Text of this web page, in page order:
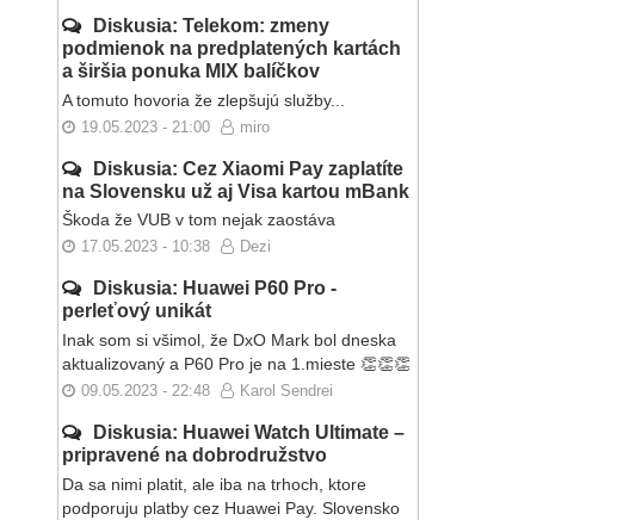
Diskusia: Telekom: zmeny
podmienok na predplatených kartách
a širšia ponuka MIX balíčkov
A tomuto hovoria že zlepšujú služby...
19.05.2023 - 21:00 miro
Diskusia: Cez Xiaomi Pay zaplatíte
na Slovensku už aj Visa kartou mBank
Škoda že VUB v tom nejak zaostáva
17.05.2023 - 10:38 Dezi
Diskusia: Huawei P60 Pro -
perleťový unikát
Inak som si všimol, že DxO Mark bol dneska
aktualizovaný a P60 Pro je na 1.mieste 👏👏👏
09.05.2023 - 22:48 Karol Sendrei
Diskusia: Huawei Watch Ultimate –
pripravené na dobrodružstvo
Da sa nimi platit, ale iba na trhoch, ktore
podporuju platby cez Huawei Pay. Slovensko